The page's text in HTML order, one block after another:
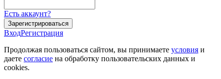
Есть аккаунт?
Зарегистрироваться
ВходРегистрация
Продолжая пользоваться сайтом, вы принимаете условия и
даете согласие на обработку пользовательских данных и
cookies.